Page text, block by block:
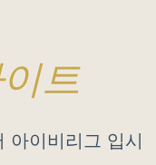
트
이비리그 입시